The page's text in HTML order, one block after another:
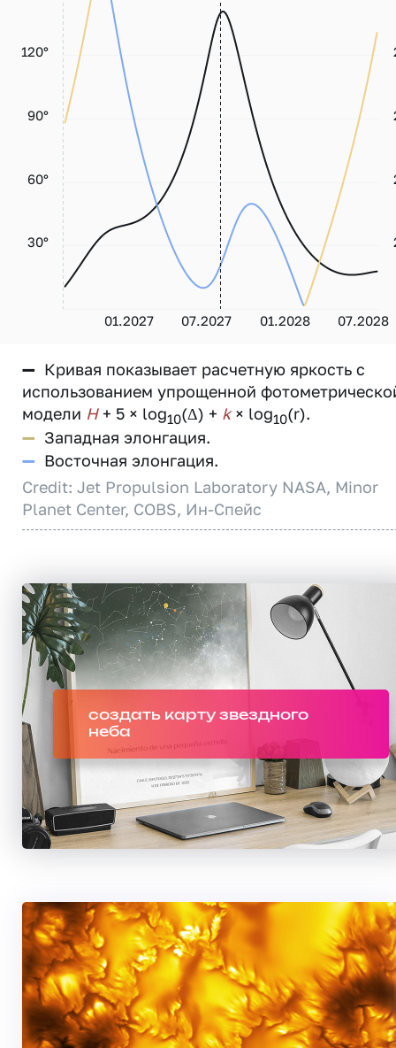
01.2027 07.2027 01.2028 07.2028
30°
60°
90°
120°
— Кривая показывает расчетную яркость с
использованием упрощенной
модели H+ 5 × log10(Δ) + k× log10(r).
— Западная элонгация.
— Восточная элонгация.
Credit: Jet Propulsion Laboratory NASA, Minor
Planet Center, COBS, Ин-Спейс
создать карту звездного
неба